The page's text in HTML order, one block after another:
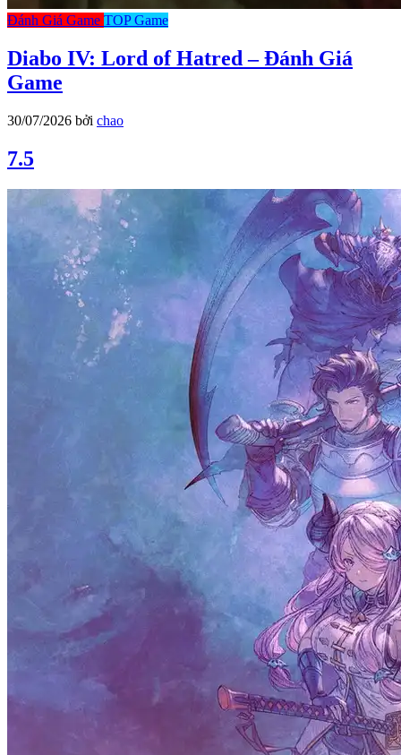
Đánh Giá Game TOP Game
Diabo IV: Lord of Hatred – Đánh Giá
Game
30/07/2026 bởi chao
7.5